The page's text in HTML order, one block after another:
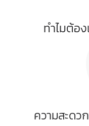
ทำไมต้อ
ความสะดว